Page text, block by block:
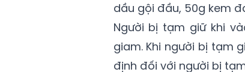
dầu gội đầu, 50g kem
Người bị tạm giữ khi
giam. Khi người bị tạm
định đối với người bị